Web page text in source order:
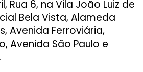
Rua 6, na Vila João Luiz de
Bela Vista, Alameda
Avenida Ferroviária,
Avenida São Paulo e